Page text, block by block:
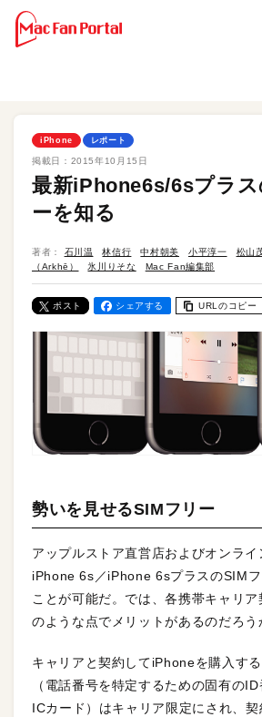
iPhone レポート
掲載日： 2015年10月15日
最新iPhone6s/6sプラス
ーを知る
著者： 石川温 林信行 中村朝美 小平淳一 松山
（Arkhē）
氷川りそな Mac Fan編集部
ポスト シェアする URLのコピー
勢いを見せるSIMフリー
アップルストア直営店およびオンライ
iPhone 6s／iPhone 6sプラスのSIM
ことが可能だ。では、各携帯キャリ
のような点でメリットがあるのだろう
キャリアと契約してiPhoneを購入す
（電話番号を特定するための固有の
ICカード）はキャリア限定にされ、